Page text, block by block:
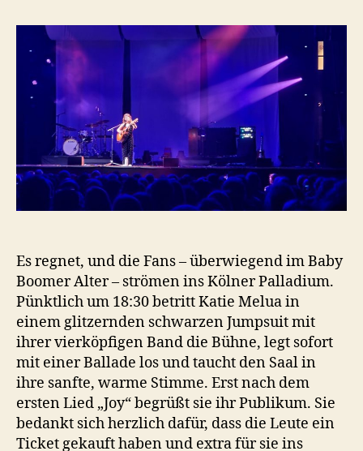
Es regnet, und die Fans – überwiegend im Baby
Boomer Alter – strömen ins Kölner Palladium.
Pünktlich um 18:30 betritt Katie Melua in
einem glitzernden schwarzen Jumpsuit mit
ihrer vierköpfigen Band die Bühne, legt sofort
mit einer Ballade los und taucht den Saal in
ihre sanfte, warme Stimme. Erst nach dem
ersten Lied „Joy“ begrüßt sie ihr Publikum. Sie
bedankt sich herzlich dafür, dass die Leute ein
Ticket gekauft haben und extra für sie ins